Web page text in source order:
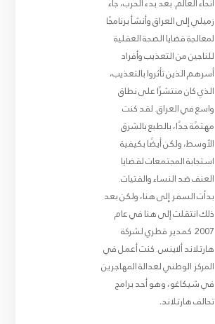
أنحاء العالم. بعد بدء الحرب، جاء
زميلي إلى العراق وأنشأ برنامجًا
لمعالجة قضايا الصحة العقلية
للناجين من التعذيب وأفراد
أسرهم الذين تأثروا بالتعذيب،
الذي كان منتشرًا على نطاق
واسع في العراق. لقد كنت
مهتمًة جدًا، بالطبع بالشرق
الأوسط، ولكن أيضًا بكيفية
استجابة المجتمعات لقضايا
العنف ضد النساء والفتيات.
بدأت السفر إلى هنا، ولكن بعد
ذلك انتقلت إلى هنا في عام
2007 كمدير قطري لشركة
هارتلاند ألاينس. كنت أعمل في
المركز الوطني لعدالة المهاجرين
في شيكاغو، وهو أحد برامج
تحالف هارتلاند.